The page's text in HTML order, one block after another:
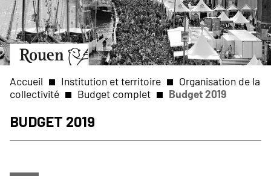
Aller
au
contenu
principal
Aller
à
la
page
d’accueil
Slide
of
1
Fil
d'Ariane
Accueil Institution et territoire
Organisation de la
collectivité
Budget complet Budget 2019
Budget 2019